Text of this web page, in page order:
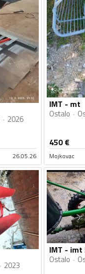
2026
26.05.26
IMT - mt
Ostalo
450€
Mojkovac
2023
IMT - imt
Ostalo